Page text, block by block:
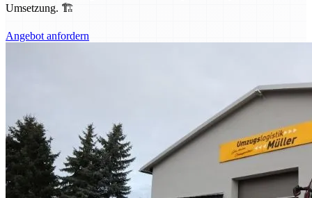
Umsetzung. 🏗️
Angebot anfordern